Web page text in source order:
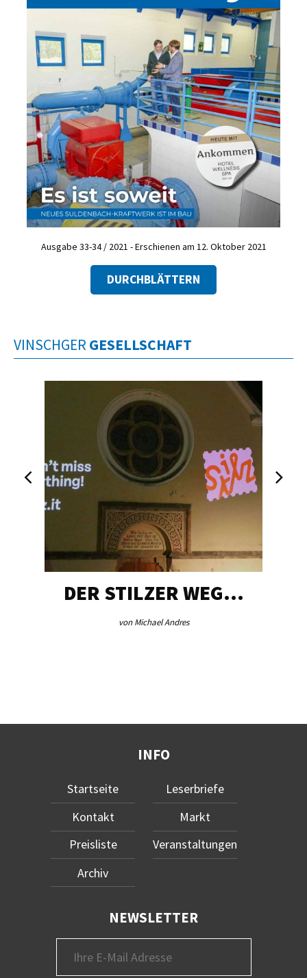
Ausgabe 33-34 / 2021 - Erschienen am 12. Oktober 2021
DURCHBLÄTTERN
VINSCHGER GESELLSCHAFT
DER STILZER WEG…
von Michael Andres
INFO
Startseite
Kontakt
Preisliste
Archiv
Leserbriefe
Markt
Veranstaltungen
NEWSLETTER